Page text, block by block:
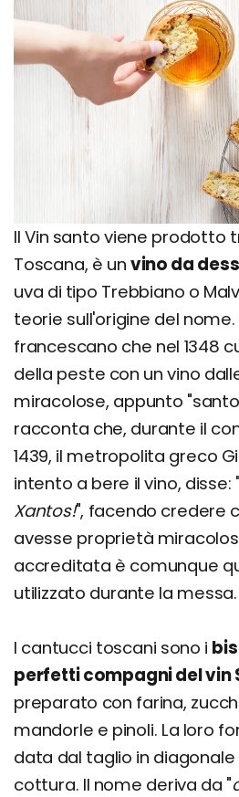
Il Vin santo viene prodotto
Toscana, è un vino da
uva di tipo Trebbiano o
teorie sull'origine del
francescano che nel 1348
della peste con un vino
miracolose, appunto
racconta che, durante il
1439, il metropolita greco
intento a bere il vino, disse: "
Xantos!", facendo credere
avesse proprietà
accreditata è comunque
utilizzato durante la messa.
I cantucci toscani sono i
perfetti compagni del vin
preparato con farina,
mandorle e pinoli. La loro
data dal taglio in
cottura. Il nome deriva da "